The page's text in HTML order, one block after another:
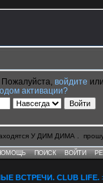
. Пожалуйста, войдите или
активации?
У ДИМ ДИМА . прошу
ПОИСК ВОЙТИ
ВСТРЕЧИ. CLUB LIFE.